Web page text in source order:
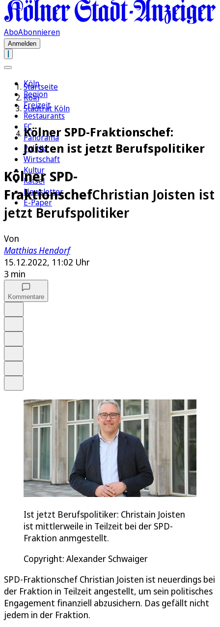
AboAbonnieren
Anmelden
Köln
Region
Freizeit
Restaurants
FC
Panorama
Politik
Wirtschaft
Kultur
Rätsel
Newsletter
E-Paper
Startseite
Köln
Stadtrat Köln
Kölner SPD-Fraktionschef:
Joisten ist jetzt Berufspolitiker
Kölner SPD-
FraktionschefChristian Joisten ist
jetzt Berufspolitiker
Von
Matthias Hendorf
15.12.2022, 11:02 Uhr
3 min
Kommentare
Ist jetzt Berufspolitiker: Christain Joisten
ist mittlerweile in Teilzeit bei der SPD-
Fraktion anmgestellt.
Copyright: Alexander Schwaiger
SPD-Fraktionschef Christian Joisten ist neuerdings bei
der Fraktion in Teilzeit angestellt, um sein politisches
Engagement finanziell abzusichern. Das gefällt nicht
jedem in der Fraktion.